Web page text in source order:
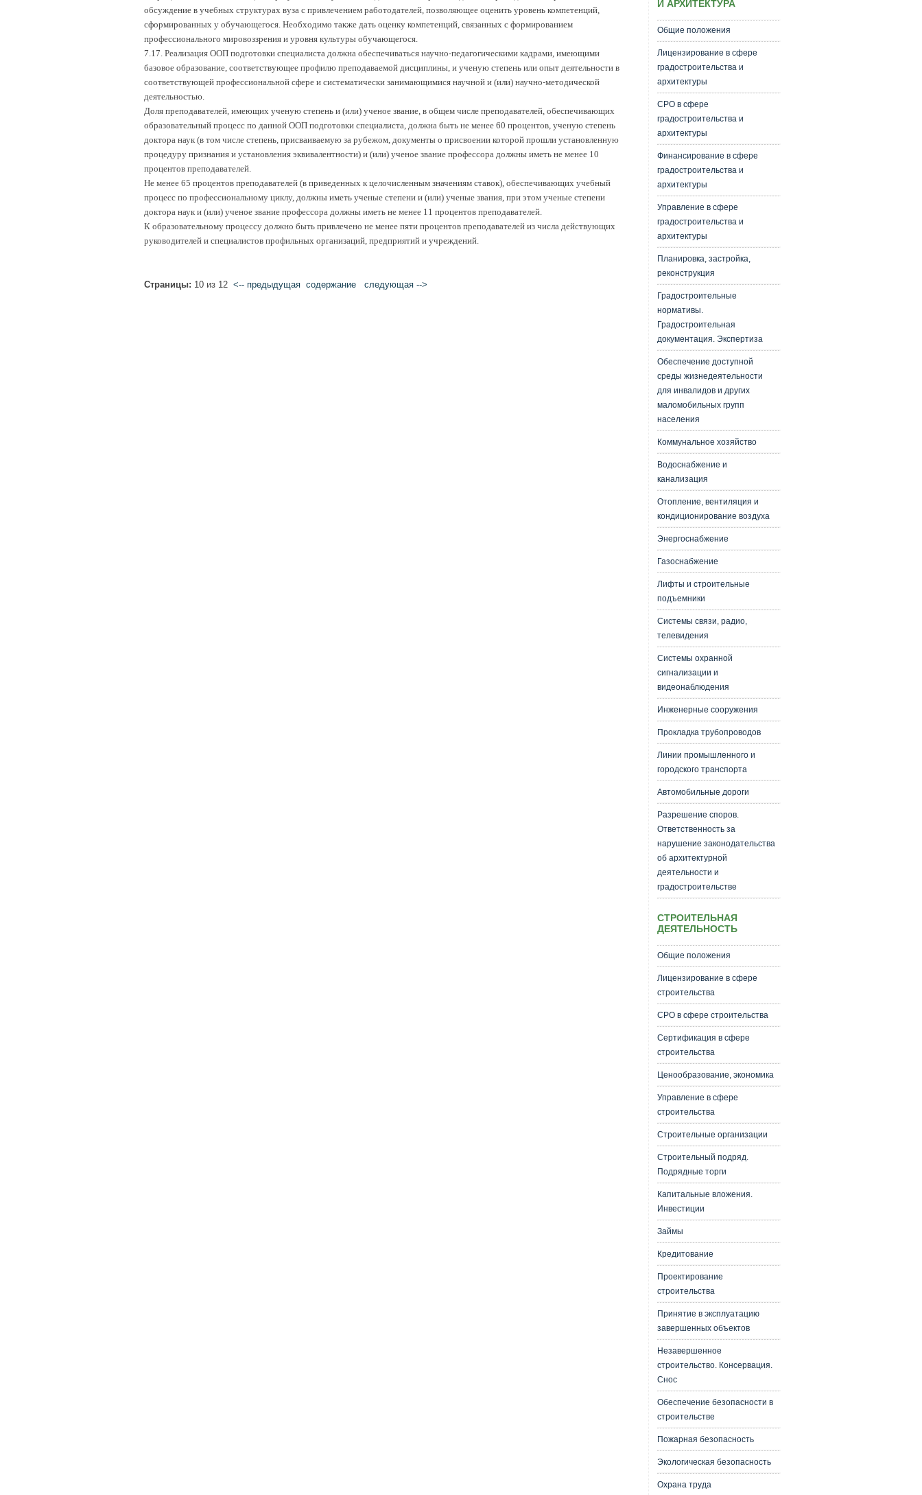
обсуждение в учебных структурах вуза с привлечением работодателей, позволяющее оценить уровень компетенций,
сформированных у обучающегося. Необходимо также дать оценку компетенций, связанных с формированием
профессионального мировоззрения и уровня культуры обучающегося.
7.17. Реализация ООП подготовки специалиста должна обеспечиваться научно-педагогическими кадрами, имеющими
базовое образование, соответствующее профилю преподаваемой дисциплины, и ученую степень или опыт деятельности в
соответствующей профессиональной сфере и систематически занимающимися научной и (или) научно-методической
деятельностью.
Доля преподавателей, имеющих ученую степень и (или) ученое звание, в общем числе преподавателей, обеспечивающих
образовательный процесс по данной ООП подготовки специалиста, должна быть не менее 60 процентов, ученую степень
доктора наук (в том числе степень, присваиваемую за рубежом, документы о присвоении которой прошли установленную
процедуру признания и установления эквивалентности) и (или) ученое звание профессора должны иметь не менее 10
процентов преподавателей.
Не менее 65 процентов преподавателей (в приведенных к целочисленным значениям ставок), обеспечивающих учебный
процесс по профессиональному циклу, должны иметь ученые степени и (или) ученые звания, при этом ученые степени
доктора наук и (или) ученое звание профессора должны иметь не менее 11 процентов преподавателей.
К образовательному процессу должно быть привлечено не менее пяти процентов преподавателей из числа действующих
руководителей и специалистов профильных организаций, предприятий и учреждений.
Страницы: 10 из 12 <-- предыдущая cодержание следующая -->
И АРХИТЕКТУРА
Общие положения
Лицензирование в сфере
градостроительства и
архитектуры
СРО в сфере
градостроительства и
архитектуры
Финансирование в сфере
градостроительства и
архитектуры
Управление в сфере
градостроительства и
архитектуры
Планировка, застройка,
реконструкция
Градостроительные
нормативы.
Градостроительная
документация. Экспертиза
Обеспечение доступной
среды жизнедеятельности
для инвалидов и других
маломобильных групп
населения
Коммунальное хозяйство
Водоснабжение и
канализация
Отопление, вентиляция и
кондиционирование воздуха
Энергоснабжение
Газоснабжение
Лифты и строительные
подъемники
Системы связи, радио,
телевидения
Системы охранной
сигнализации и
видеонаблюдения
Инженерные сооружения
Прокладка трубопроводов
Линии промышленного и
городского транспорта
Автомобильные дороги
Разрешение споров.
Ответственность за
нарушение законодательства
об архитектурной
деятельности и
градостроительстве
СТРОИТЕЛЬНАЯ
ДЕЯТЕЛЬНОСТЬ
Общие положения
Лицензирование в сфере
строительства
СРО в сфере строительства
Сертификация в сфере
строительства
Ценообразование, экономика
Управление в сфере
строительства
Строительные организации
Строительный подряд.
Подрядные торги
Капитальные вложения.
Инвестиции
Займы
Кредитование
Проектирование
строительства
Принятие в эксплуатацию
завершенных объектов
Незавершенное
строительство. Консервация.
Снос
Обеспечение безопасности в
строительстве
Пожарная безопасность
Экологическая безопасность
Охрана труда